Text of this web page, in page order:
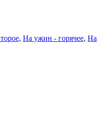
, На ужин - горячее, На